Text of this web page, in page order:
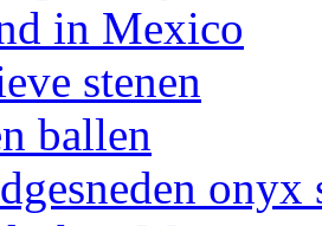
in Mexico
stenen
ballen
onyx